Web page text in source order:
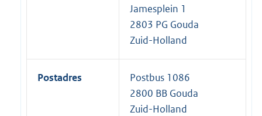
Jamesplein 1
2803 PG Gouda
Zuid-Holland
Postadres
Postbus 1086
2800 BB Gouda
Zuid-Holland